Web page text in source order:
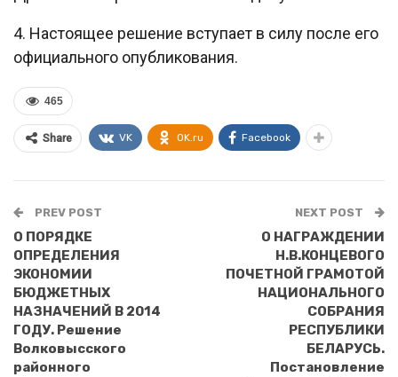
4. Настоящее решение вступает в силу после его
официального опубликования.
465
Share VK OK.ru Facebook
PREV POST
О ПОРЯДКЕ
ОПРЕДЕЛЕНИЯ
ЭКОНОМИИ
БЮДЖЕТНЫХ
НАЗНАЧЕНИЙ В 2014
ГОДУ. Решение
Волковысского
районного
NEXT POST
О НАГРАЖДЕНИИ
Н.В.КОНЦЕВОГО
ПОЧЕТНОЙ ГРАМОТОЙ
НАЦИОНАЛЬНОГО
СОБРАНИЯ
РЕСПУБЛИКИ
БЕЛАРУСЬ.
Постановление